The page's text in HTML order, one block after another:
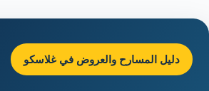
دليل المسارح والعروض في غلاسكو